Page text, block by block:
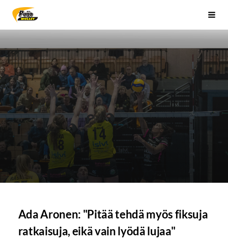
Siirry
sivun
Sivuston etusivulle
Ada Aronen: "Pitää tehdä myös fiksuja
ratkaisuja, eikä vain lyödä lujaa"